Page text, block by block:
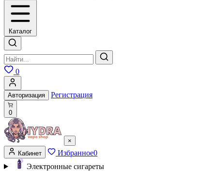
Каталог
0
Авторизация Регистрация
0
×
Кабинет
Избранное0
Электронные сигареты